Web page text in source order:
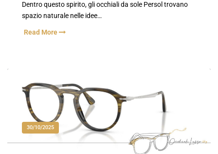
Dentro questo spirito, gli occhiali da sole Persol trovano
spazio naturale nelle idee…
Read More
30/10/2025